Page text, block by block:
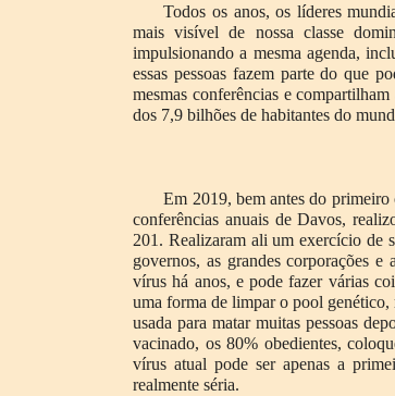
Todos os anos, os líderes
mais visível de nossa classe
impulsionando a mesma agenda,
essas pessoas fazem parte do que
mesmas conferências e
dos 7,9 bilhões de habitantes do
Em 2019, bem antes do
conferências anuais de Davos,
201. Realizaram ali um exercício de
governos, as grandes corporações
vírus há anos, e pode fazer várias
uma forma de limpar o pool
usada para matar muitas pessoas
vacinado, os 80% obedientes,
vírus atual pode ser apenas a
realmente séria.